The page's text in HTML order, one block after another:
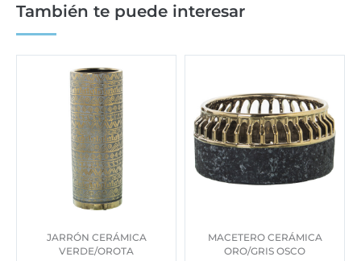
También te puede interesar
JARRÓN CERÁMICA
VERDE/OROTA
MACETERO CERÁMICA
ORO/GRIS OSCO